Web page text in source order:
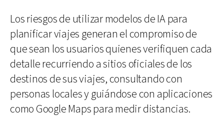
Los riesgos de utilizar modelos de IA para
planificar viajes generan el compromiso de
que sean los usuarios quienes verifiquen cada
detalle recurriendo a sitios oficiales de los
destinos de sus viajes, consultando con
personas locales y guiándose con aplicaciones
como Google Maps para medir distancias.